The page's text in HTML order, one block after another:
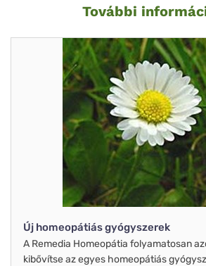
További
Új homeopátiás gyógyszerek
A Remedia Homeopátia folyamatosan
kibővítse az egyes homeopátiás